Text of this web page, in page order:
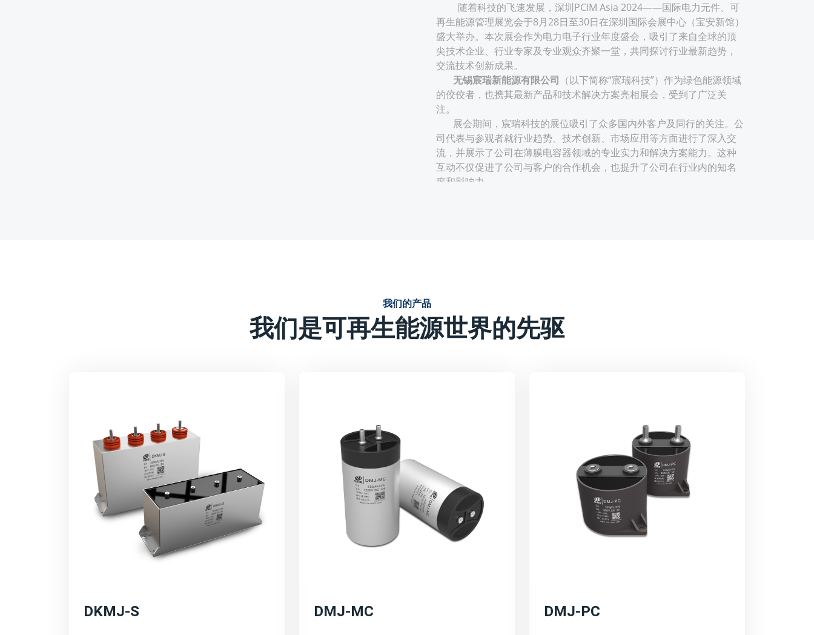
随着科技的飞速发展，深圳PCIM Asia 2024——国际电力元件、可
再生能源管理展览会于8月28日至30日在深圳国际会展中心（宝安新馆）
盛大举办。本次展会作为电力电子行业年度盛会，吸引了来自全球的顶
尖技术企业、行业专家及专业观众齐聚一堂，共同探讨行业最新趋势，
交流技术创新成果。
无锡宸瑞新能源有限公司 （以下简称“宸瑞科技”）作为绿色能源领域
的佼佼者，也携其最新产品和技术解决方案亮相展会，受到了广泛关
注。
展会期间，宸瑞科技的展位吸引了众多国内外客户及同行的关注。公
司代表与参观者就行业趋势、技术创新、市场应用等方面进行了深入交
流，并展示了公司在薄膜电容器领域的专业实力和解决方案能力。这种
互动不仅促进了公司与客户的合作机会，也提升了公司在行业内的知名
度和影响力。
效、可靠、环保能源解决方案的需求。
定制化解决方案：
强调宸瑞科技的薄膜电容器在提升系统效率方面的作用，如降低能量损
耗、提高电能转换效率等。同时，也突出产品的环保特性。
技术创新与研发方向：
宸瑞科技在薄膜电容器领域的长远规划和愿景，包括持续的技术创新、
宸瑞科技积极响应全球能源转型和碳中和目标，致力于推动绿色能源的
我们的产品
我们是可再生能源世界的先驱
DKMJ-S DMJ-MC DMJ-PC